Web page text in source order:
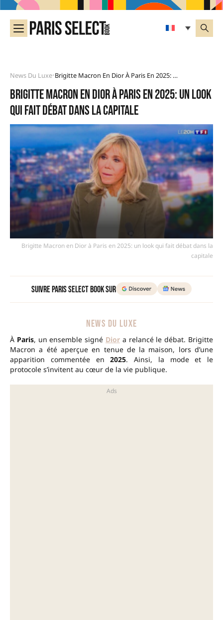
News Du Luxe• Brigitte Macron En Dior À Paris En 2025: Un Look Qui Fait Débat Dans La Capitale
Brigitte Macron en Dior à Paris en 2025: un look
qui fait débat dans la capitale
Brigitte Macron en Dior à Paris en 2025: un look qui fait débat dans la
capitale
Suivre Paris Select Book sur
NEWS DU LUXE
À Paris, un ensemble signé Dior a relancé le débat. Brigitte
Macron a été aperçue en tenue de la maison, lors d’une
apparition commentée en2025. Ainsi, la mode et le
protocole s’invitent au cœur de la vie publique.